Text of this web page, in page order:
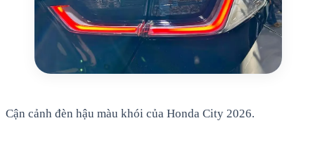
Cận cảnh đèn hậu màu khói của Honda City 2026.